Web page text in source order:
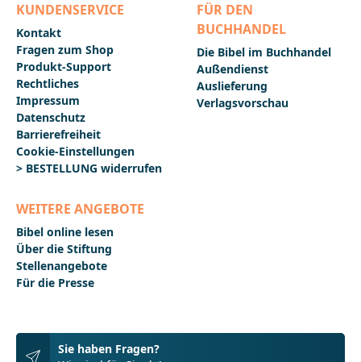
KUNDENSERVICE
Kontakt
Fragen zum Shop
Produkt-Support
Rechtliches
Impressum
Datenschutz
Barrierefreiheit
Cookie-Einstellungen
> BESTELLUNG widerrufen
FÜR DEN
BUCHHANDEL
Die Bibel im Buchhandel
Außendienst
Auslieferung
Verlagsvorschau
WEITERE ANGEBOTE
Bibel online lesen
Über die Stiftung
Stellenangebote
Für die Presse
Sie haben Fragen?